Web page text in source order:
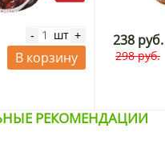
- шт +
В корзину
238 руб.
298 руб.
РЕКОМЕНДАЦИИ